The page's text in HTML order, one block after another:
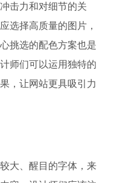
击力和对细节的关
选择高质量的图片，
挑选的配色方案也是
师们可以运用独特的
，让网站更具吸引力
大、醒目的字体，来